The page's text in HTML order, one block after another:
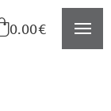
0.00€